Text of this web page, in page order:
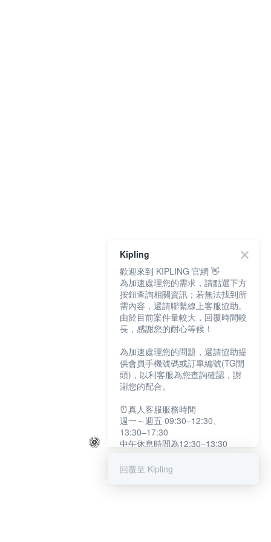
Kipling
歡迎來到 KIPLING 官網 👋
為加速處理您的需求，請點選下方
按鈕查詢相關資訊；若無法找到所
需內容，還請聯繫線上客服協助。
由於目前案件量較大，回覆時間較
長，感謝您的耐心等候！
為加速處理您的問題，還請協助提
供會員手機號碼或訂單編號(TG開
頭)，以利客服為您查詢確認，謝
謝您的配合。
⏰真人客服服務時間
週一～週五 09:30–12:30、
13:30–17:30
中午休息時間為12:30–13:30
提醒您：系統會自動已讀訊息，如
回覆至 Kipling